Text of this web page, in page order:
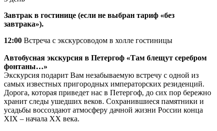
Завтрак в гостинице (если не выбран тариф «без
завтрака»).
12:00 Встреча с экскурсоводом в холле гостиницы
Автобусная экскурсия в Петергоф «Там блещут серебром
фонтаны…»
Экскурсия подарит Вам незабываемую встречу с одной из
самых известных пригородных императорских резиденций.
Дорога, которая приведет нас в Петергоф, до сих пор бережно
хранит следы ушедших веков. Сохранившиеся памятники и
усадьбы воссоздают атмосферу дачной жизни России конца
XIX – начала XX века.